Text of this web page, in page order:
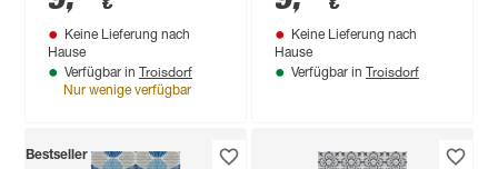
Keine Lieferung nach
Hause
Verfügbar in Troisdorf
Nur wenige verfügbar
Keine Lieferung nach
Hause
Verfügbar in Troisdorf
Bestseller